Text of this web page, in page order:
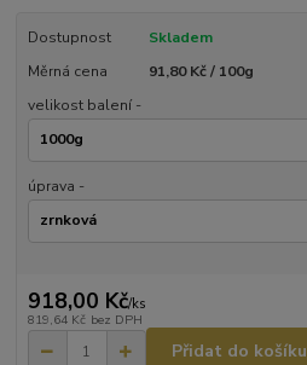
Dostupnost
Skladem
Měrná cena
91,80 Kč / 100g
velikost balení -
úprava -
918,00 Kč/ks
819,64 Kč bez DPH
Přidat do košíku